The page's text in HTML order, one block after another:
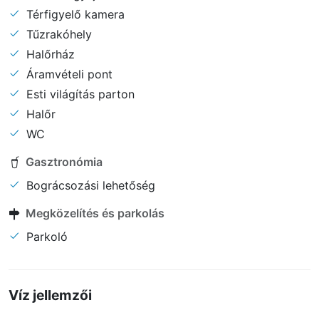
Térfigyelő kamera
Tűzrakóhely
Halőrház
Áramvételi pont
Esti világítás parton
Halőr
WC
Gasztronómia
Bográcsozási lehetőség
Megközelítés és parkolás
Parkoló
Víz jellemzői